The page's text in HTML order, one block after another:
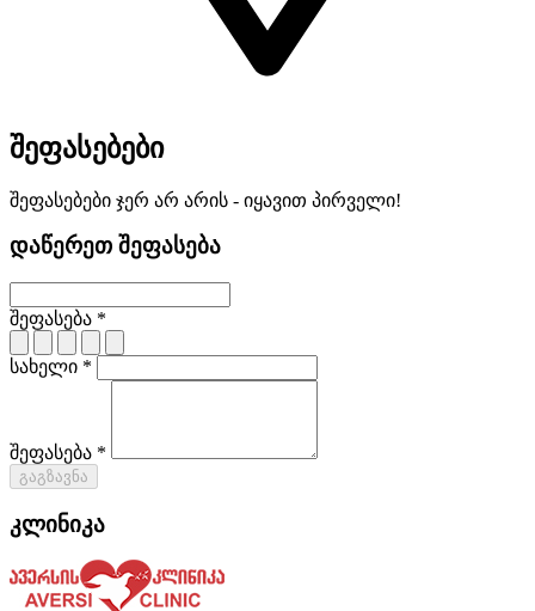
შეფასებები
შეფასებები ჯერ არ არის - იყავით პირველი!
დაწერეთ შეფასება
შეფასება *
სახელი *
შეფასება *
გაგზავნა
კლინიკა